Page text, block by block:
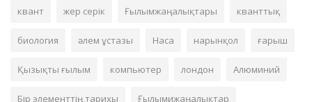
квант жер серік Ғылымжаңалықтары кванттық
биология әлем ұстазы Наса нарынқол ғарыш
Қызықты ғылым компьютер лондон Алюминий
Бір элементтің тарихы Ғылымижаңалықтар